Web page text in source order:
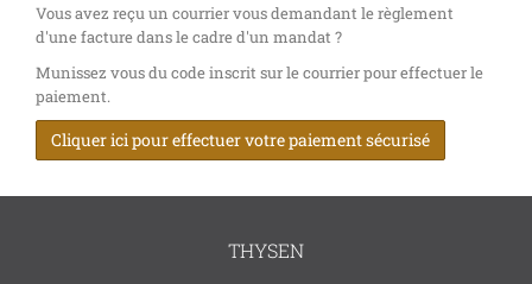
Vous avez reçu un courrier vous demandant le règlement
d'une facture dans le cadre d'un mandat ?
Munissez vous du code inscrit sur le courrier pour effectuer le
paiement.
Cliquer ici pour effectuer votre paiement sécurisé
THYSEN